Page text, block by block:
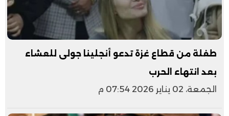
طفلة من قطاع غزة تدعو أنجلينا جولى للعشاء
بعد انتهاء الحرب
الجمعة، 02 يناير 2026 07:54 م